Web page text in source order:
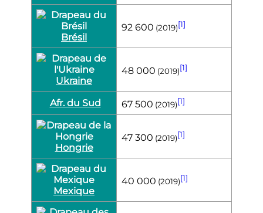
Brésil
92 600 (2019)[1]
Ukraine
48 000 (2019)[1]
Afr. du Sud 67 500 (2019)[1]
Hongrie
47 300 (2019)[1]
Mexique
40 000 (2019)[1]